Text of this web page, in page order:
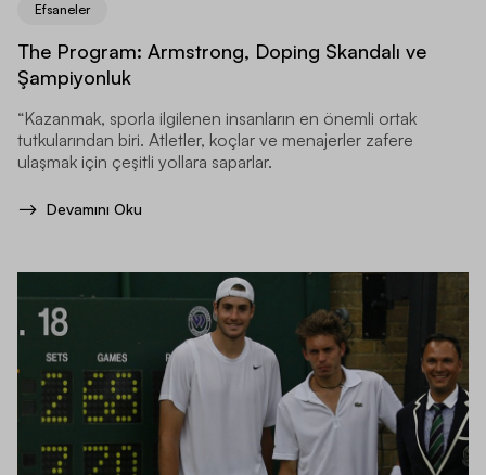
Efsaneler
The Program: Armstrong, Doping Skandalı ve
Şampiyonluk
“Kazanmak, sporla ilgilenen insanların en önemli ortak
tutkularından biri. Atletler, koçlar ve menajerler zafere
ulaşmak için çeşitli yollara saparlar.
Devamını Oku